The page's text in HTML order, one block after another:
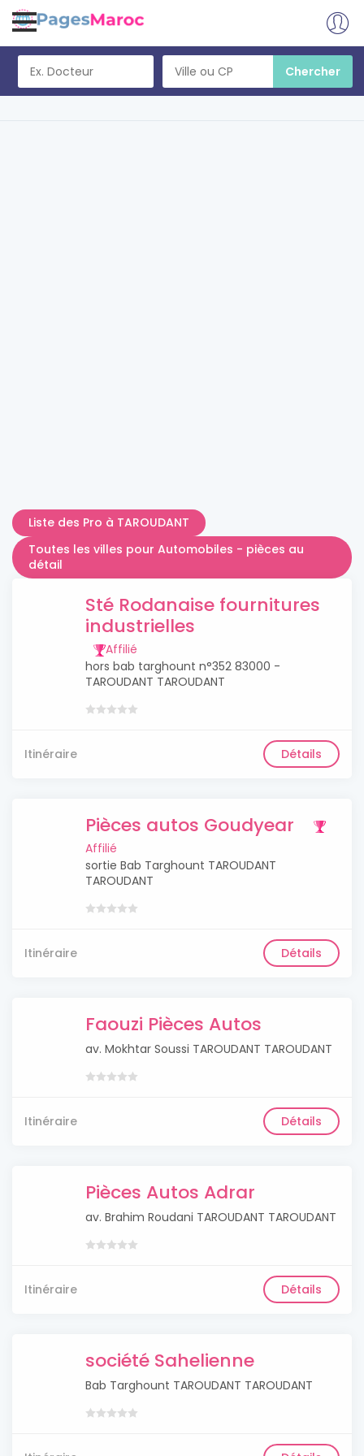
Liste des Pro à TAROUDANT
Toutes les villes pour Automobiles - pièces au
détail
Sté Rodanaise fournitures
industrielles
Affilié
hors bab targhount n°352 83000 -
TAROUDANT TAROUDANT
Itinéraire Détails
Pièces autos Goudyear
Affilié
sortie Bab Targhount TAROUDANT
TAROUDANT
Itinéraire Détails
Faouzi Pièces Autos
av. Mokhtar Soussi TAROUDANT TAROUDANT
Itinéraire Détails
Pièces Autos Adrar
av. Brahim Roudani TAROUDANT TAROUDANT
Itinéraire Détails
société Sahelienne
Bab Targhount TAROUDANT TAROUDANT